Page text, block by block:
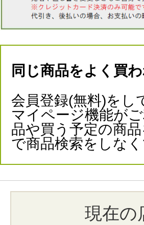
同じ商品をよく買
会員登録(無料)をし
マイページ機能が
品や買う予定の商
で商品検索をしな
現在の